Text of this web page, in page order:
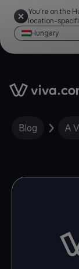
You're on the
location-
Hungary
Link to the
Blog A